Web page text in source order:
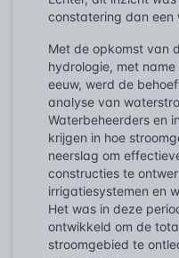
constatering dan een
Met de opkomst van
hydrologie, met
eeuw, werd de
analyse van
Waterbeheerders en
krijgen in hoe
neerslag om
constructies te
irrigatiesystemen en
Het was in deze
ontwikkeld om de
stroomgebied te